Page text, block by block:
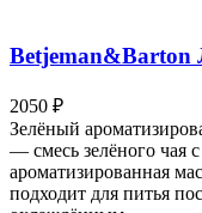
Betjeman&Barton
2050 ₽
Зелёный
— смесь зелёного чая
ароматизированная
подходит для питья